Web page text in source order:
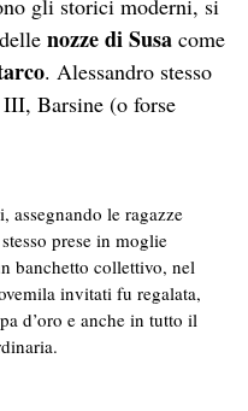
gli storici moderni, si
nozze di Susa come
. Alessandro stesso
Barsine (o forse
assegnando le ragazze
prese in moglie
banchetto collettivo, nel
invitati fu regalata,
d’oro e anche in tutto il